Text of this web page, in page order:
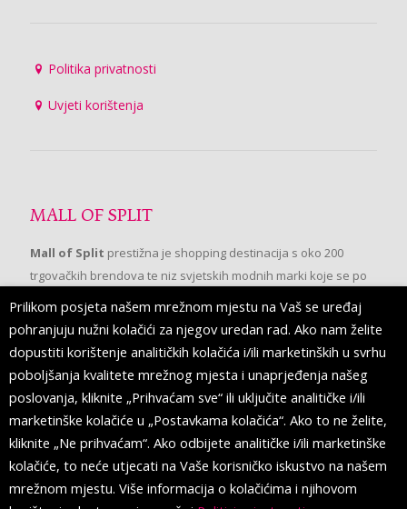
Politika privatnosti
Uvjeti korištenja
MALL OF SPLIT
Mall of Split prestižna je shopping destinacija s oko 200
trgovačkih brendova te niz svjetskih modnih marki koje se po
prvi put pojavljuju u Splitu.
PRATITE NAS
Prilikom posjeta našem mrežnom mjestu na Vaš se uređaj
pohranjuju nužni kolačići za njegov uredan rad. Ako nam želite
dopustiti korištenje analitičkih kolačića i/ili marketinških u svrhu
poboljšanja kvalitete mrežnog mjesta i unaprjeđenja našeg
poslovanja, kliknite „Prihvaćam sve“ ili uključite analitičke i/ili
marketinške kolačiće u „Postavkama kolačića“. Ako to ne želite,
kliknite „Ne prihvaćam“. Ako odbijete analitičke i/ili marketinške
kolačiće, to neće utjecati na Vaše korisničko iskustvo na našem
mrežnom mjestu. Više informacija o kolačićima i njihovom